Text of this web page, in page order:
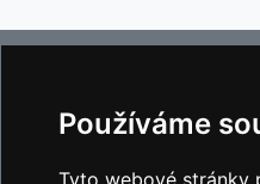
Používáme
Tyto webové stránky
Kontakt
Facebook
Blog - Rady pro zahrádkáře